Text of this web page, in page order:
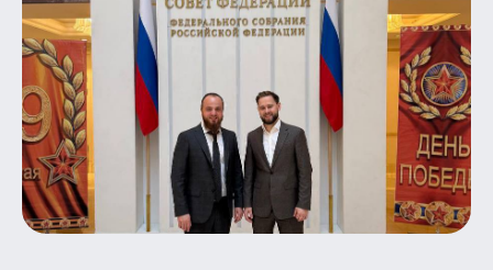
ЕСТЬ
ВОПРОСЫ?
НАПИШИТЕ